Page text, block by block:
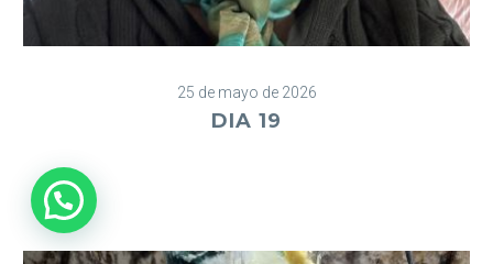
25 de mayo de 2026
DIA 19